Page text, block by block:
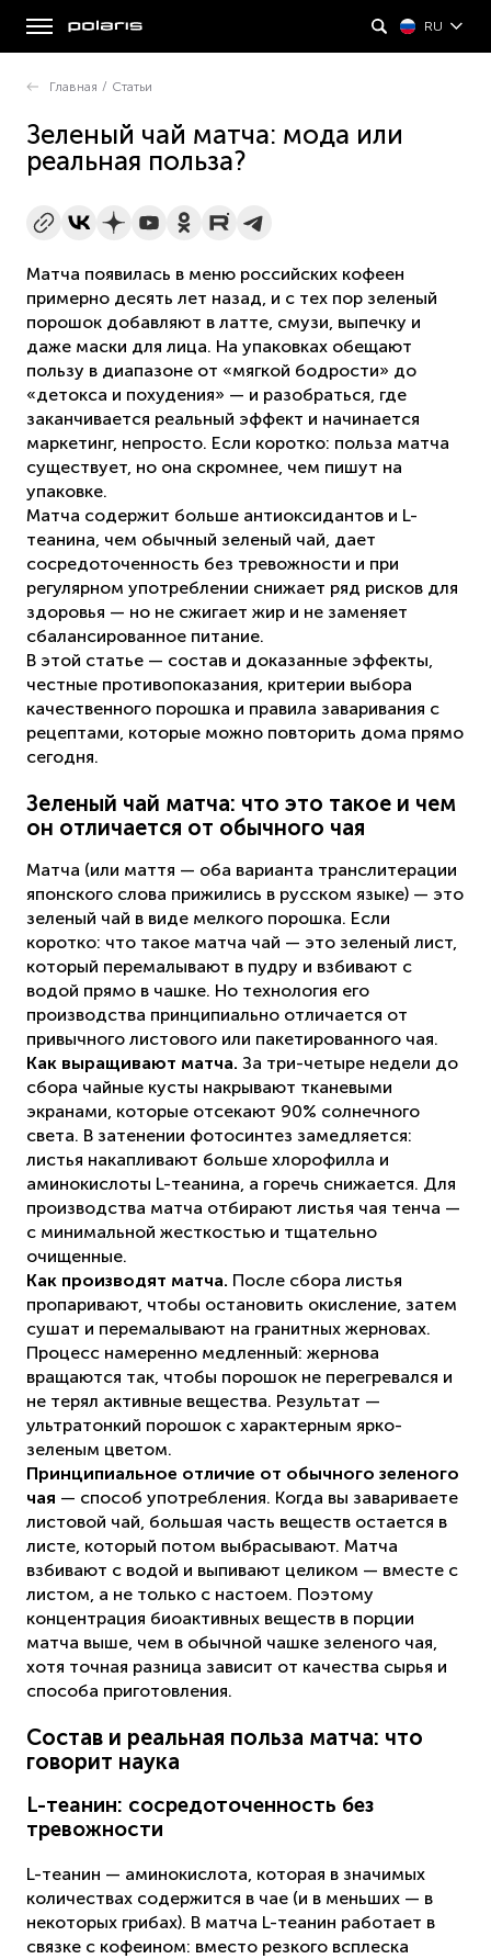
RU
Главная / Статьи
Зеленый чай матча: мода или
реальная польза?
Матча появилась в меню российских кофеен
примерно десять лет назад, и с тех пор зеленый
порошок добавляют в латте, смузи, выпечку и
даже маски для лица. На упаковках обещают
пользу в диапазоне от «мягкой бодрости» до
«детокса и похудения» — и разобраться, где
заканчивается реальный эффект и начинается
маркетинг, непросто. Если коротко: польза матча
существует, но она скромнее, чем пишут на
упаковке.
Матча содержит больше антиоксидантов и L-
теанина, чем обычный зеленый чай, дает
сосредоточенность без тревожности и при
регулярном употреблении снижает ряд рисков для
здоровья — но не сжигает жир и не заменяет
сбалансированное питание.
В этой статье — состав и доказанные эффекты,
честные противопоказания, критерии выбора
качественного порошка и правила заваривания с
рецептами, которые можно повторить дома прямо
сегодня.
Зеленый чай матча: что это такое и чем
он отличается от обычного чая
Матча (или маття — оба варианта транслитерации
японского слова прижились в русском языке) — это
зеленый чай в виде мелкого порошка. Если
коротко: что такое матча чай — это зеленый лист,
который перемалывают в пудру и взбивают с
водой прямо в чашке. Но технология его
производства принципиально отличается от
привычного листового или пакетированного чая.
Как выращивают матча. За три-четыре недели до
сбора чайные кусты накрывают тканевыми
экранами, которые отсекают 90% солнечного
света. В затенении фотосинтез замедляется:
листья накапливают больше хлорофилла и
аминокислоты L-теанина, а горечь снижается. Для
производства матча отбирают листья чая тенча —
с минимальной жесткостью и тщательно
очищенные.
Как производят матча. После сбора листья
пропаривают, чтобы остановить окисление, затем
сушат и перемалывают на гранитных жерновах.
Процесс намеренно медленный: жернова
вращаются так, чтобы порошок не перегревался и
не терял активные вещества. Результат —
ультратонкий порошок с характерным ярко-
зеленым цветом.
Принципиальное отличие от обычного зеленого
чая — способ употребления. Когда вы завариваете
листовой чай, большая часть веществ остается в
листе, который потом выбрасывают. Матча
взбивают с водой и выпивают целиком — вместе с
листом, а не только с настоем. Поэтому
концентрация биоактивных веществ в порции
матча выше, чем в обычной чашке зеленого чая,
хотя точная разница зависит от качества сырья и
способа приготовления.
Состав и реальная польза матча: что
говорит наука
L-теанин: сосредоточенность без
тревожности
L-теанин — аминокислота, которая в значимых
количествах содержится в чае (и в меньших — в
некоторых грибах). В матча L-теанин работает в
связке с кофеином: вместо резкого всплеска